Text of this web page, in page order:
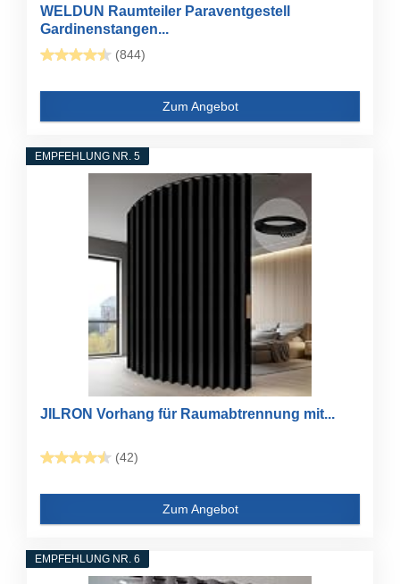
WELDUN Raumteiler Paraventgestell
Gardinenstangen...
(844)
Zum Angebot
EMPFEHLUNG NR. 5
JILRON Vorhang für Raumabtrennung mit...
(42)
Zum Angebot
EMPFEHLUNG NR. 6